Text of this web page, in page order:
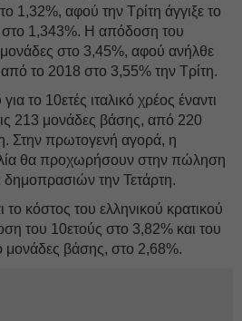
1,32%, αφού την Τρίτη άγγιξε το
1,343%. Η απόδοση του
μονάδες στο 3,45%, αφού ανήλθε
το 2018 στο 3,55% την Τρίτη.
το 10ετές ιταλικό χρέος έναντι
213 μονάδες βάσης, από 220
Στην πρωτογενή αγορά, η
θα προχωρήσουν στην πώληση
την Τετάρτη.
το κόστος του ελληνικού κρατικού
του 10ετούς στο 3,82% και του
μονάδες βάσης, στο 2,68%.